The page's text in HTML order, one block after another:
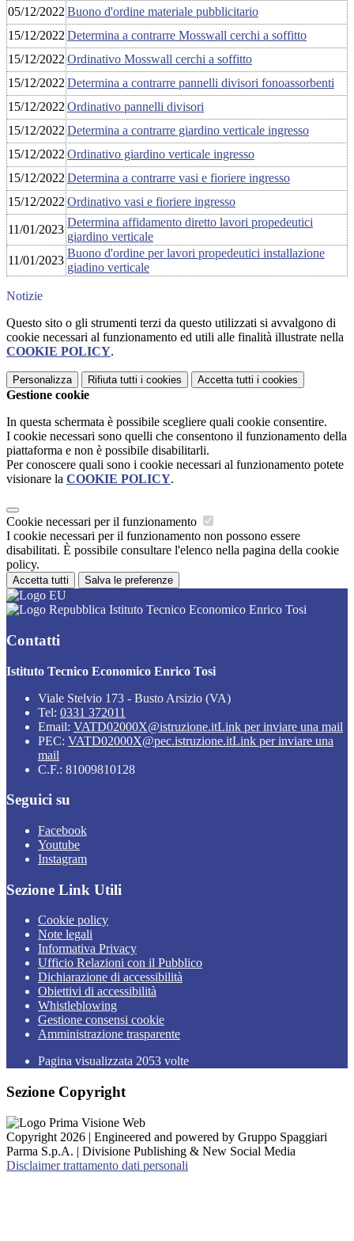
05/12/2022 Buono d'ordine materiale pubblicitario
15/12/2022 Determina a contrarre Mosswall cerchi a soffitto
15/12/2022 Ordinativo Mosswall cerchi a soffitto
15/12/2022 Determina a contrarre pannelli divisori fonoassorbenti
15/12/2022 Ordinativo pannelli divisori
15/12/2022 Determina a contrarre giardino verticale ingresso
15/12/2022 Ordinativo giardino verticale ingresso
15/12/2022 Determina a contrarre vasi e fioriere ingresso
15/12/2022 Ordinativo vasi e fioriere ingresso
11/01/2023
Determina affidamento diretto lavori propedeutici
giardino verticale
11/01/2023
Buono d'ordine per lavori propedeutici installazione
giadino verticale
Notizie
Questo sito o gli strumenti terzi da questo utilizzati si avvalgono di
cookie necessari al funzionamento ed utili alle finalità illustrate nella
COOKIE POLICY.
Personalizza Rifiuta tutti i cookies Accetta tutti i cookies
Gestione cookie
In questa schermata è possibile scegliere quali cookie consentire.
I cookie necessari sono quelli che consentono il funzionamento della
piattaforma e non è possibile disabilitarli.
Per conoscere quali sono i cookie necessari al funzionamento potete
visionare la COOKIE POLICY.
Cookie necessari per il funzionamento
I cookie necessari per il funzionamento non possono essere
disabilitati. È possibile consultare l'elenco nella pagina della cookie
policy.
Accetta tutti Salva le preferenze
Istituto Tecnico Economico Enrico Tosi
Contatti
Istituto Tecnico Economico Enrico Tosi
Viale Stelvio 173 - Busto Arsizio (VA)
Tel: 0331 372011
Email: VATD02000X@istruzione.itLink per inviare una mail
PEC: VATD02000X@pec.istruzione.itLink per inviare una
mail
C.F.: 81009810128
Seguici su
Facebook
Youtube
Instagram
Sezione Link Utili
Cookie policy
Note legali
Informativa Privacy
Ufficio Relazioni con il Pubblico
Dichiarazione di accessibilità
Obiettivi di accessibilità
Whistleblowing
Gestione consensi cookie
Amministrazione trasparente
Pagina visualizzata 2053 volte
Sezione Copyright
Copyright 2026 | Engineered and powered by Gruppo Spaggiari
Parma S.p.A. | Divisione Publishing & New Social Media
Disclaimer trattamento dati personali